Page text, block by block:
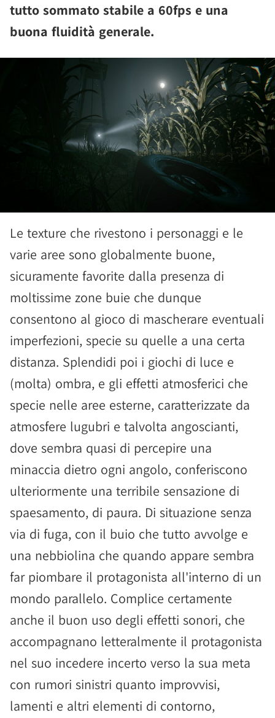
tutto sommato stabile a 60fps e una
buona fluidità generale.
Le texture che rivestono i personaggi e le
varie aree sono globalmente buone,
sicuramente favorite dalla presenza di
moltissime zone buie che dunque
consentono al gioco di mascherare eventuali
imperfezioni, specie su quelle a una certa
distanza. Splendidi poi i giochi di luce e
(molta) ombra, e gli effetti atmosferici che
specie nelle aree esterne, caratterizzate da
atmosfere lugubri e talvolta angoscianti,
dove sembra quasi di percepire una
minaccia dietro ogni angolo, conferiscono
ulteriormente una terribile sensazione di
spaesamento, di paura. Di situazione senza
via di fuga, con il buio che tutto avvolge e
una nebbiolina che quando appare sembra
far piombare il protagonista all'interno di un
mondo parallelo. Complice certamente
anche il buon uso degli effetti sonori, che
accompagnano letteralmente il protagonista
nel suo incedere incerto verso la sua meta
con rumori sinistri quanto improvvisi,
lamenti e altri elementi di contorno,